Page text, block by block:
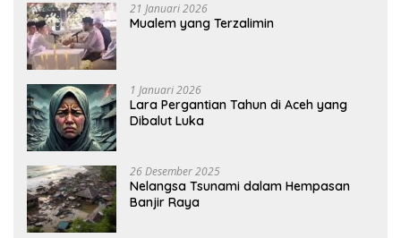
21 Januari 2026
Mualem yang Terzalimin
1 Januari 2026
Lara Pergantian Tahun di Aceh yang
Dibalut Luka
26 Desember 2025
Nelangsa Tsunami dalam Hempasan
Banjir Raya